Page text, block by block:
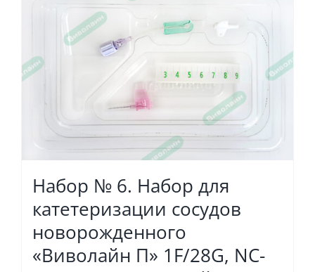
Набор № 6. Набор для
катетеризации сосудов
новорожденного
«Виволайн П» 1F/28G, NC-